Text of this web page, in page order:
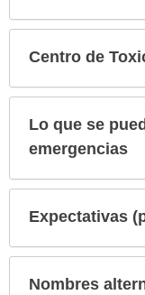
Centro de
Lo que se
emergencias
Expectativas
Nombres